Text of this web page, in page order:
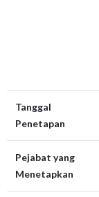
Tanggal
Penetapan
Pejabat yang
Menetapkan